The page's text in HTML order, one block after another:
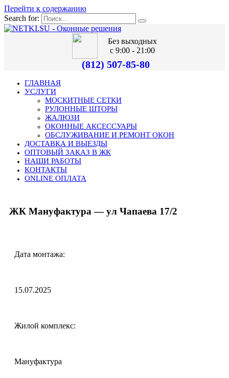
Перейти к содержанию
Search for:
Без выходных
с 9:00 - 21:00
(812) 507-85-80
ГЛАВНАЯ
УСЛУГИ
МОСКИТНЫЕ СЕТКИ
РУЛОННЫЕ ШТОРЫ
ЖАЛЮЗИ
ОКОННЫЕ АКСЕССУАРЫ
ОБСЛУЖИВАНИЕ И РЕМОНТ ОКОН
ДОСТАВКА И ВЫЕЗДЫ
ОПТОВЫЙ ЗАКАЗ В ЖК
НАШИ РАБОТЫ
КОНТАКТЫ
ONLINE ОПЛАТА
ЖК Мануфактура — ул Чапаева 17/2
Дата монтажа:
15.07.2025
Жилой комплекс:
Мануфактура